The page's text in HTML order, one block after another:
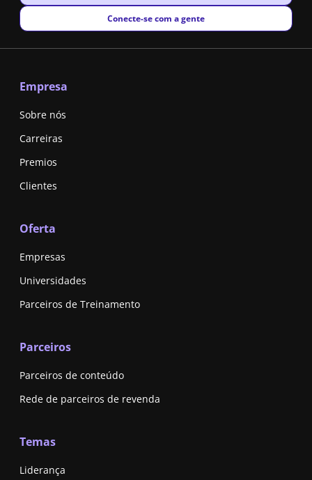
New window
Conecte-se com a gente
Empresa
Sobre nós
Carreiras
Premios
Clientes
Oferta
Empresas
Universidades
Parceiros de Treinamento
Parceiros
Parceiros de conteúdo
Rede de parceiros de revenda
Temas
Liderança